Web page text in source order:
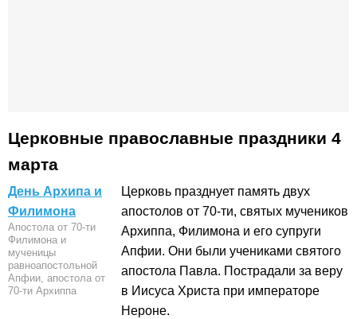
Церковные православные праздники 4
марта
День Архипа и
Филимона
Апостола от 70-ти
Филимона и
мученицы
равноапостольной
Апфии, апостола от
70-ти Архиппа
Церковь празднует память двух
апостолов от 70-ти, святых мучеников
Архиппа, Филимона и его супруги
Апфии. Они были учениками святого
апостола Павла. Пострадали за веру
в Иисуса Христа при императоре
Нероне.